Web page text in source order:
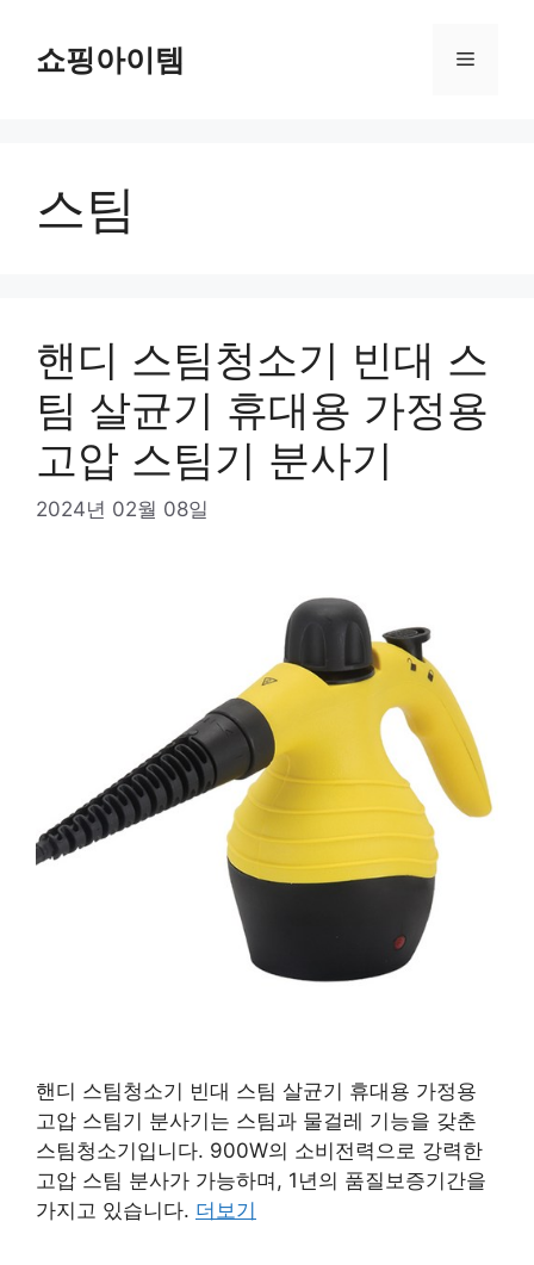
쇼핑아이템 메
스팀
핸디 스팀청소기 빈대 스
팀 살균기 휴대용 가정용
고압 스팀기 분사기
2024년 02월 08일
핸디 스팀청소기 빈대 스팀 살균기 휴대용 가정용
고압 스팀기 분사기는 스팀과 물걸레 기능을 갖춘
스팀청소기입니다. 900W의 소비전력으로 강력한
고압 스팀 분사가 가능하며, 1년의 품질보증기간을
가지고 있습니다. 더보기